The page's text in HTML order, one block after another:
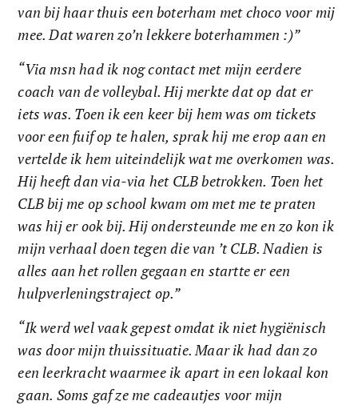
van bij haar thuis een boterham met choco voor mij
mee. Dat waren zo’n lekkere boterhammen :)”
“Via msn had ik nog contact met mijn eerdere
coach van de volleybal. Hij merkte dat op dat er
iets was. Toen ik een keer bij hem was om tickets
voor een fuif op te halen, sprak hij me erop aan en
vertelde ik hem uiteindelijk wat me overkomen was.
Hij heeft dan via-via het CLB betrokken. Toen het
CLB bij me op school kwam om met me te praten
was hij er ook bij. Hij ondersteunde me en zo kon ik
mijn verhaal doen tegen die van ’t CLB. Nadien is
alles aan het rollen gegaan en startte er een
hulpverleningstraject op.”
“Ik werd wel vaak gepest omdat ik niet hygiënisch
was door mijn thuissituatie. Maar ik had dan zo
een leerkracht waarmee ik apart in een lokaal kon
gaan. Soms gaf ze me cadeautjes voor mijn